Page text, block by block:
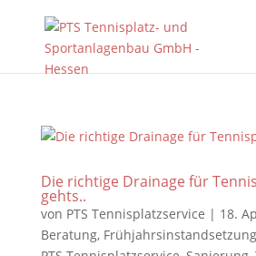
Die richtige Drainage für
gehts..
von PTS Tennisplatzservice | 18.
Beratung, Frühjahrsinstandsetzung